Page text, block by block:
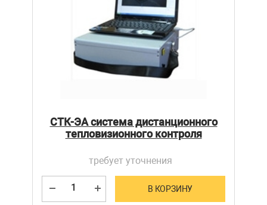
СТК-ЭА система дистанционного
тепловизионного контроля
требует уточнения
В КОРЗИНУ